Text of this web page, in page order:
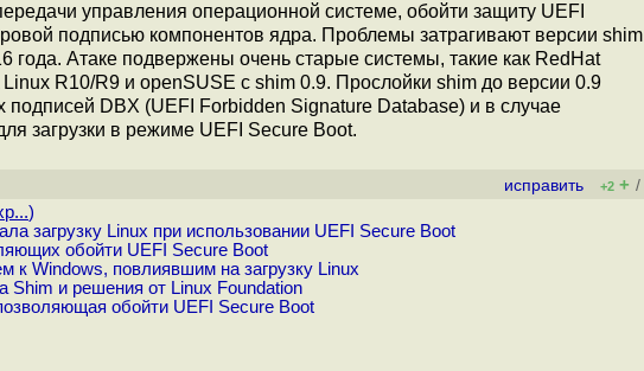
управления операционной системе, обойти защиту UEFI
подписью компонентов ядра. Проблемы затрагивают версии shim
Атаке подвержены очень старые системы, такие как RedHat
R10/R9 и openSUSE c shim 0.9. Прослойки shim до версии 0.9
DBX (UEFI Forbidden Signature Database) и в случае
загрузки в режиме UEFI Secure Boot.
исправить +2 + /
)
загрузку Linux при использовании UEFI Secure Boot
обойти UEFI Secure Boot
к Windows, повлиявшим на загрузку Linux
Shim и решения от Linux Foundation
обойти UEFI Secure Boot